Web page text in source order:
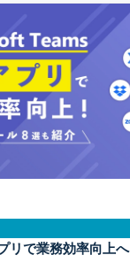
リで業務効率向上